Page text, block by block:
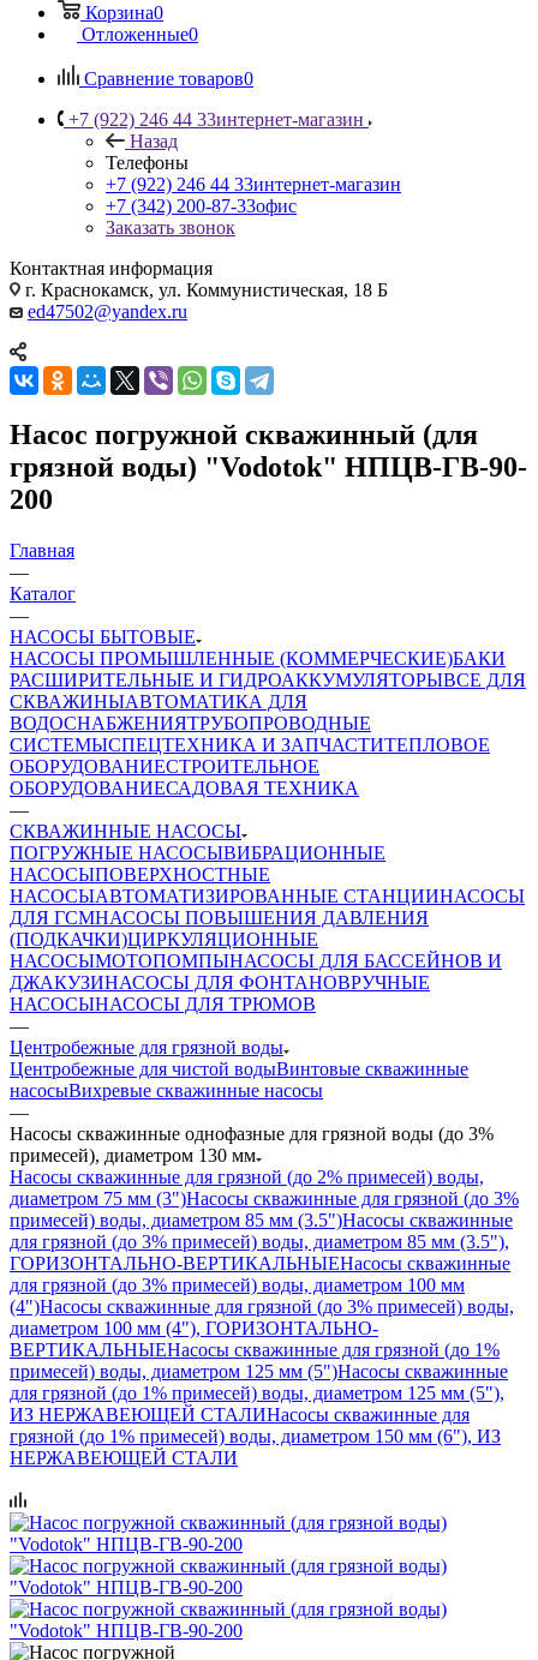
Корзина0
Отложенные0
Сравнение товаров0
+7 (922) 246 44 33интернет-магазин
Назад
Телефоны
+7 (922) 246 44 33интернет-магазин
+7 (342) 200-87-33офис
Заказать звонок
Контактная информация
г. Краснокамск, ул. Коммунистическая, 18 Б
ed47502@yandex.ru
Насос погружной скважинный (для
грязной воды) "Vodotok" НПЦВ-ГВ-90-
200
Главная
—
Каталог
—
НАСОСЫ БЫТОВЫЕ
НАСОСЫ ПРОМЫШЛЕННЫЕ (КОММЕРЧЕСКИЕ)БАКИ
РАСШИРИТЕЛЬНЫЕ И ГИДРОАККУМУЛЯТОРЫВСЕ ДЛЯ
СКВАЖИНЫАВТОМАТИКА ДЛЯ
ВОДОСНАБЖЕНИЯТРУБОПРОВОДНЫЕ
СИСТЕМЫСПЕЦТЕХНИКА И ЗАПЧАСТИТЕПЛОВОЕ
ОБОРУДОВАНИЕСТРОИТЕЛЬНОЕ
ОБОРУДОВАНИЕСАДОВАЯ ТЕХНИКА
—
СКВАЖИННЫЕ НАСОСЫ
ПОГРУЖНЫЕ НАСОСЫВИБРАЦИОННЫЕ
НАСОСЫПОВЕРХНОСТНЫЕ
НАСОСЫАВТОМАТИЗИРОВАННЫЕ СТАНЦИИНАСОСЫ
ДЛЯ ГСМНАСОСЫ ПОВЫШЕНИЯ ДАВЛЕНИЯ
(ПОДКАЧКИ)ЦИРКУЛЯЦИОННЫЕ
НАСОСЫМОТОПОМПЫНАСОСЫ ДЛЯ БАССЕЙНОВ И
ДЖАКУЗИНАСОСЫ ДЛЯ ФОНТАНОВРУЧНЫЕ
НАСОСЫНАСОСЫ ДЛЯ ТРЮМОВ
—
Центробежные для грязной воды
Центробежные для чистой водыВинтовые скважинные
насосыВихревые скважинные насосы
—
Насосы скважинные однофазные для грязной воды (до 3%
примесей), диаметром 130 мм
Насосы скважинные для грязной (до 2% примесей) воды,
диаметром 75 мм (3")Насосы скважинные для грязной (до 3%
примесей) воды, диаметром 85 мм (3.5")Насосы скважинные
для грязной (до 3% примесей) воды, диаметром 85 мм (3.5"),
ГОРИЗОНТАЛЬНО-ВЕРТИКАЛЬНЫЕНасосы скважинные
для грязной (до 3% примесей) воды, диаметром 100 мм
(4")Насосы скважинные для грязной (до 3% примесей) воды,
диаметром 100 мм (4"), ГОРИЗОНТАЛЬНО-
ВЕРТИКАЛЬНЫЕНасосы скважинные для грязной (до 1%
примесей) воды, диаметром 125 мм (5")Насосы скважинные
для грязной (до 1% примесей) воды, диаметром 125 мм (5"),
ИЗ НЕРЖАВЕЮЩЕЙ СТАЛИНасосы скважинные для
грязной (до 1% примесей) воды, диаметром 150 мм (6"), ИЗ
НЕРЖАВЕЮЩЕЙ СТАЛИ